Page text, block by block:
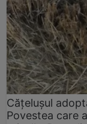
Cățelușul
Povestea care